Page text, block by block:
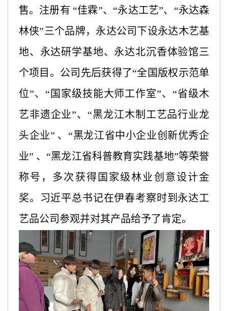
售。注册有 “佳霖”、“永达工艺”、“永达森
林侠”三个品牌，永达公司下设永达木艺基
地、永达研学基地、永达北沉香体验馆三
个项目。公司先后获得了“全国版权示范单
位”、“国家级技能大师工作室”、“省级木
艺非遗企业”、“黑龙江木制工艺品行业龙
头企业” 、“黑龙江省中小企业创新优秀企
业” 、“黑龙江省科普教育实践基地”等荣誉
称号 ，多次获得国家级林业创意设计金
奖。习近平总书记在伊春考察时到永达工
艺品公司参观并对其产品给予了肯定。